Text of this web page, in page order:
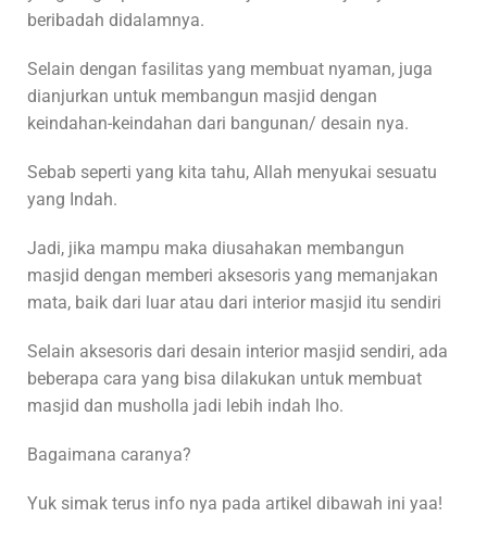
beribadah didalamnya.
Selain dengan fasilitas yang membuat nyaman, juga
dianjurkan untuk membangun masjid dengan
keindahan-keindahan dari bangunan/ desain nya.
Sebab seperti yang kita tahu, Allah menyukai sesuatu
yang Indah.
Jadi, jika mampu maka diusahakan membangun
masjid dengan memberi aksesoris yang memanjakan
mata, baik dari luar atau dari interior masjid itu sendiri
Selain aksesoris dari desain interior masjid sendiri, ada
beberapa cara yang bisa dilakukan untuk membuat
masjid dan musholla jadi lebih indah lho.
Bagaimana caranya?
Yuk simak terus info nya pada artikel dibawah ini yaa!